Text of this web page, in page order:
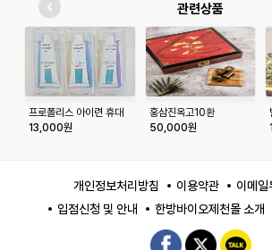
관련상품
프로폴리스 아이련 휴대
용 칫솔 치약세트 (칫솔 6
13,000원
홍삼진옥고10환
50,000원
개인정보처리방침 이용약관
이메일
입점신청 및 안내
한방바이오제천몰 소개